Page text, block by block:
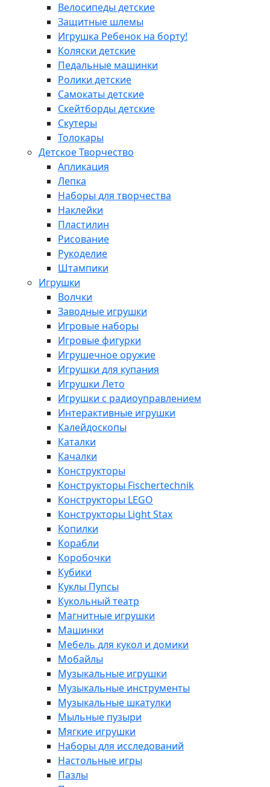
Велосипеды детские
Защитные шлемы
Игрушка Ребенок на борту!
Коляски детские
Педальные машинки
Ролики детские
Самокаты детские
Скейтборды детские
Скутеры
Толокары
Детское Творчество
Апликация
Лепка
Наборы для творчества
Наклейки
Пластилин
Рисование
Рукоделие
Штампики
Игрушки
Волчки
Заводные игрушки
Игровые наборы
Игровые фигурки
Игрушечное оружие
Игрушки для купания
Игрушки Лето
Игрушки с радиоуправлением
Интерактивные игрушки
Калейдоскопы
Каталки
Качалки
Конструкторы
Конструкторы Fisсhertechnik
Конструкторы LEGO
Конструкторы Light Stax
Копилки
Корабли
Коробочки
Кубики
Куклы Пупсы
Кукольный театр
Магнитные игрушки
Машинки
Мебель для кукол и домики
Мобайлы
Музыкальные игрушки
Музыкальные инструменты
Музыкальные шкатулки
Мыльные пузыри
Мягкие игрушки
Наборы для исследований
Настольные игры
Пазлы